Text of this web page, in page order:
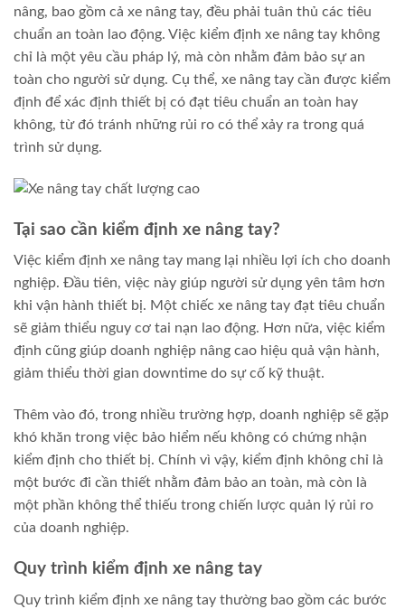
nâng, bao gồm cả xe nâng tay, đều phải tuân thủ các tiêu
chuẩn an toàn lao động. Việc kiểm định xe nâng tay không
chỉ là một yêu cầu pháp lý, mà còn nhằm đảm bảo sự an
toàn cho người sử dụng. Cụ thể, xe nâng tay cần được kiểm
định để xác định thiết bị có đạt tiêu chuẩn an toàn hay
không, từ đó tránh những rủi ro có thể xảy ra trong quá
trình sử dụng.
Tại sao cần kiểm định xe nâng tay?
Việc kiểm định xe nâng tay mang lại nhiều lợi ích cho doanh
nghiệp. Đầu tiên, việc này giúp người sử dụng yên tâm hơn
khi vận hành thiết bị. Một chiếc xe nâng tay đạt tiêu chuẩn
sẽ giảm thiểu nguy cơ tai nạn lao động. Hơn nữa, việc kiểm
định cũng giúp doanh nghiệp nâng cao hiệu quả vận hành,
giảm thiểu thời gian downtime do sự cố kỹ thuật.
Thêm vào đó, trong nhiều trường hợp, doanh nghiệp sẽ gặp
khó khăn trong việc bảo hiểm nếu không có chứng nhận
kiểm định cho thiết bị. Chính vì vậy, kiểm định không chỉ là
một bước đi cần thiết nhằm đảm bảo an toàn, mà còn là
một phần không thể thiếu trong chiến lược quản lý rủi ro
của doanh nghiệp.
Quy trình kiểm định xe nâng tay
Quy trình kiểm định xe nâng tay thường bao gồm các bước